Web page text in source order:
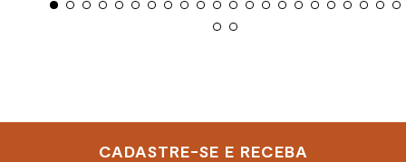
CADASTRE-SE E RECEBA